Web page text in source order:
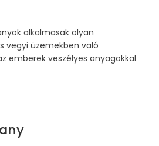
alkalmasak olyan
vegyi üzemekben való
emberek veszélyes anyagokkal